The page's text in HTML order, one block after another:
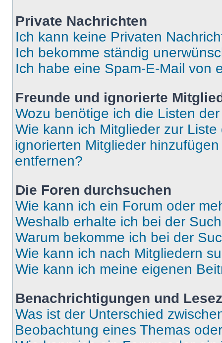
Private Nachrichten
Ich kann keine Privaten
Ich bekomme ständig
Ich habe eine Spam-E-Mail von
Freunde und ignorierte
Wozu benötige ich die Listen
Wie kann ich Mitglieder zur
ignorierten Mitglieder
entfernen?
Die Foren durchsuchen
Wie kann ich ein Forum oder
Weshalb erhalte ich bei der
Warum bekomme ich bei der
Wie kann ich nach Mitgliedern
Wie kann ich meine eigenen
Benachrichtigungen und
Was ist der Unterschied
Beobachtung eines Themas